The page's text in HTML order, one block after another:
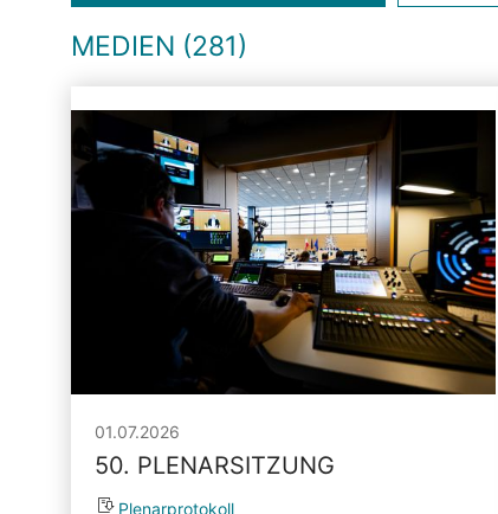
MEDIEN (281)
01.07.2026
50. PLENARSITZUNG
Plenarprotokoll